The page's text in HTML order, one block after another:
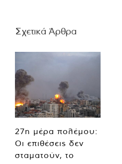
Σχετικά Άρθρα
27η μέρα πολέμου:
Οι επιθέσεις δεν
σταματούν, το